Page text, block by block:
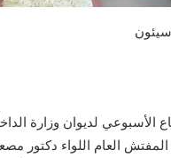
سيئون
الأسبوعي لديوان وزارة
العام اللواء دكتور